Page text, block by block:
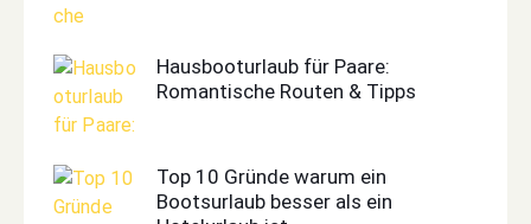
Hausbooturlaub für Paare:
Romantische Routen & Tipps
Top 10 Gründe warum ein
Bootsurlaub besser als ein